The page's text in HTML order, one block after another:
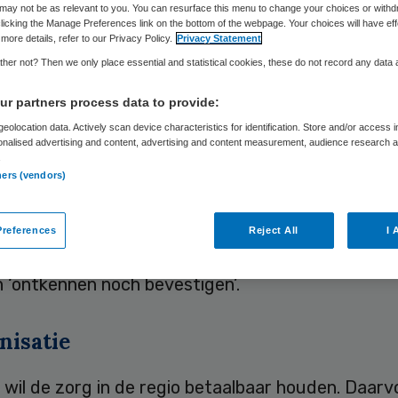
Skipr Redactie 29 december 2018 11:02 80 keer gelezen
Medisch Centrum (HMC) gaat mogelijk de
Bronovo en Antoniushove sluiten. In dat
locatie Westeinde openblijven. Eind januari neemt
een besluit.
noch bevestigen’.
wil de zorg in de regio betaalbaar houden.
not be as relevant to you. You can resurface this menu to change your choices or
the Manage Preferences link on the bottom of the webpage. Your choices will have
details, refer to our Privacy Policy. Privacy Statement
not? Then we only place essential and statistical cookies, these do not record any data
partners process data to provide:
data. Actively scan device characteristics for identification. Store and/or access
advertising and content, advertising and content measurement, audience research
(vendors)
Reject All I